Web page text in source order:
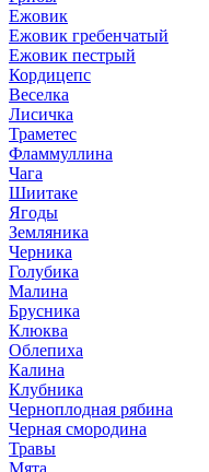
Ежовик
Ежовик гребенчатый
Ежовик пестрый
Кордицепс
Веселка
Лисичка
Траметес
Фламмуллина
Чага
Шиитаке
Ягоды
Земляника
Черника
Голубика
Малина
Брусника
Клюква
Облепиха
Калина
Клубника
Черноплодная рябина
Черная смородина
Травы